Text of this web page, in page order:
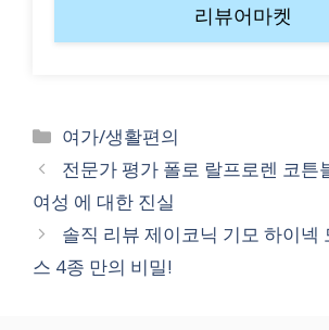
리뷰어마켓
Categories
여가/생활편의
전문가 평가 폴로 랄프로렌 코튼
여성 에 대한 진실
솔직 리뷰 제이코닉 기모 하이넥
스 4종 만의 비밀!